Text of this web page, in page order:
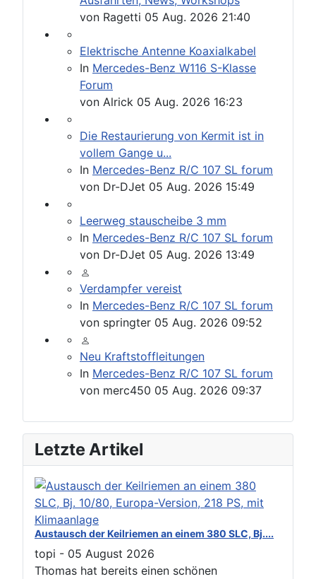
von Ragetti 05 Aug. 2026 21:40
Elektrische Antenne Koaxialkabel
In Mercedes-Benz W116 S-Klasse
Forum
von Alrick 05 Aug. 2026 16:23
Die Restaurierung von Kermit ist in
vollem Gange u...
In Mercedes-Benz R/C 107 SL forum
von Dr-DJet 05 Aug. 2026 15:49
Leerweg stauscheibe 3 mm
In Mercedes-Benz R/C 107 SL forum
von Dr-DJet 05 Aug. 2026 13:49
Verdampfer vereist
In Mercedes-Benz R/C 107 SL forum
von springter 05 Aug. 2026 09:52
Neu Kraftstoffleitungen
In Mercedes-Benz R/C 107 SL forum
von merc450 05 Aug. 2026 09:37
Letzte Artikel
Austausch der Keilriemen an einem 380 SLC, Bj....
topi - 05 August 2026
Thomas hat bereits einen schönen